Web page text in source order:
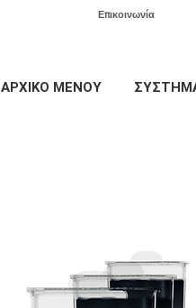
Επικοινωνία
ΑΡΧΙΚΟ ΜΕΝΟΥ